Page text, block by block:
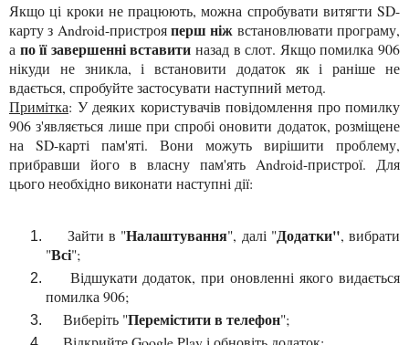
Якщо ці кроки не працюють, можна спробувати витягти SD-
карту з Android-пристрояперш ніж встановлювати програму,
а по її завершенні вставити назад в слот. Якщо помилка 906
нікуди не зникла, і встановити додаток як і раніше не
вдається, спробуйте застосувати наступний метод.
Примітка: У деяких користувачів повідомлення про помилку
906 з'являється лише при спробі оновити додаток, розміщене
на SD-карті пам'яті. Вони можуть вирішити проблему,
прибравши його в власну пам'ять Android-пристрої. Для
цього необхідно виконати наступні дії:
Зайти в "Налаштування", далі "Додатки", вибрати
"Всі";
Відшукати додаток, при оновленні якого видається
помилка 906;
Виберіть "Перемістити в телефон";